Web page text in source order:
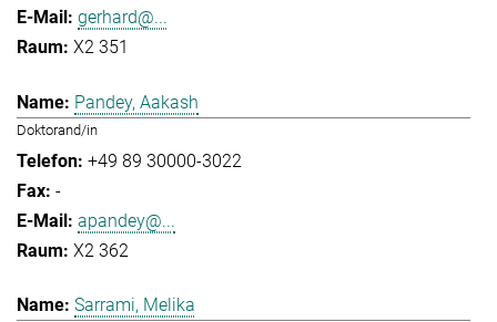
gerhard@...
X2 351
Pandey, Aakash
Doktorand/in
+49 89 30000-3022
-
apandey@...
X2 362
Sarrami, Melika